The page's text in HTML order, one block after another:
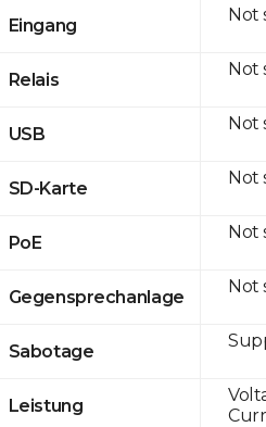
Eingang
Relais
USB
SD-Karte
PoE
Gegensprechanlage
Sabotage
Leistung
Not
Not
Not
Not
Not
Not